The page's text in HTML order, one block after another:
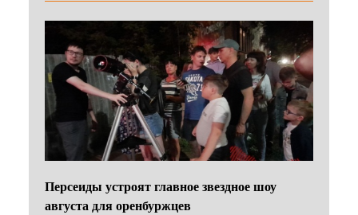
Персеиды устроят главное звездное шоу
августа для оренбуржцев